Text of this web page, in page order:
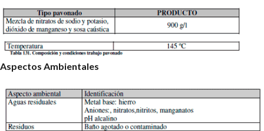
Aspectos Ambientales